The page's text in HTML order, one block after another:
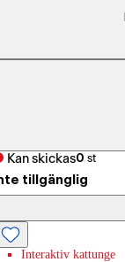
Kan skickas0 st
tillgänglig
Interaktiv kattunge